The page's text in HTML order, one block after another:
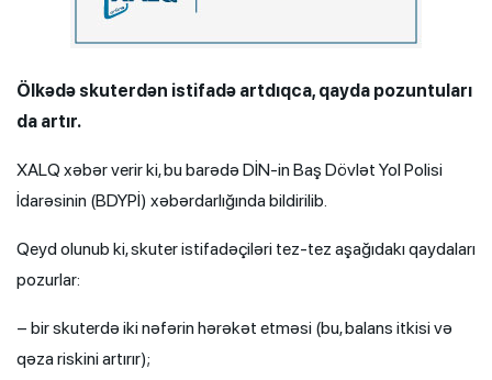
Ölkədə skuterdən istifadə artdıqca, qayda pozuntuları
da artır.
XALQ xəbər verir ki, bu barədə DİN-in Baş Dövlət Yol Polisi
İdarəsinin (BDYPİ) xəbərdarlığında bildirilib.
Qeyd olunub ki, skuter istifadəçiləri tez-tez aşağıdakı qaydaları
pozurlar:
– bir skuterdə iki nəfərin hərəkət etməsi (bu, balans itkisi və
qəza riskini artırır);